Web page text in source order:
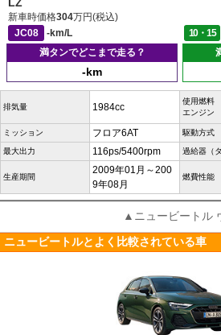
LZ
新車時価格304万円(税込)
JC08
-km/L 10・15
満タンでどこまで走る？
-km
排気量 1984cc
使用燃料
エンジン
ミッション フロア6AT 駆動方式
最大出力 116ps/5400rpm 過給器（
生産期間
2009年01月～200
9年08月
燃費性能
▲ニュービートル
ニュービートルとよく比較されている車